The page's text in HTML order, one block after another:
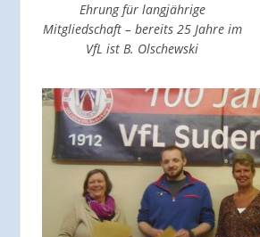
Ehrung für langjährige
Mitgliedschaft – bereits 25 Jahre im
VfL ist B. Olschewski